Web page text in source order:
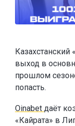
Казахстанский
выход в
прошлом
попасть.
Oinabet даёт
«Кайрата» в